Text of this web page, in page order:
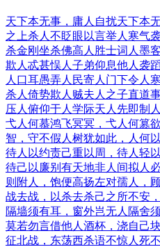
天下本无事，庸人自扰天下本
之上杀人不眨眼 以言举人 寒气
杀金刚坐杀佛高人胜士词人墨客
欺人忒甚悮人子弟仰息他人 袭
人口耳愚弄人民寄人门下令人
杀人 倚势欺人 贼夫人之子直道
压人 俯仰于人 学际天人 先即制人
弋人何慕鸿飞冥冥，弋人何篡
智，守不假人 树犹如此，人何
待人以约责己重以周，待人轻
待己以廉别有天地非人间拟人
则附人，饱便高扬左对孺人，
战去战，以杀去杀己之所不安
隔墙须有耳，窗外岂无人 隔舍
莫若勿言借他人酒杯，浇自己
征北战，东荡西杀语不惊人死